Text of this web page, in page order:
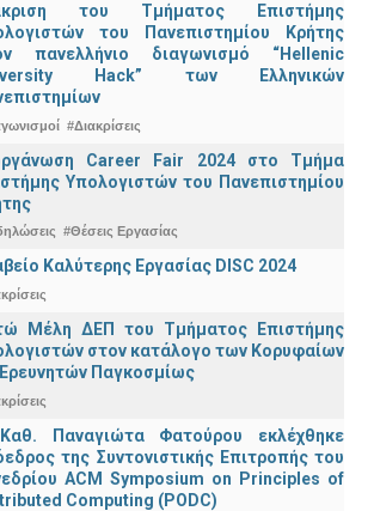
του Τμήματος Επιστήμης
του Πανεπιστημίου Κρήτης
πανελλήνιο διαγωνισμό “Hellenic
Hack” των Ελληνικών
#Διακρίσεις
Career Fair 2024 στο Τμήμα
Υπολογιστών του Πανεπιστημίου
#Θέσεις Εργασίας
Καλύτερης Εργασίας DISC 2024
Μέλη ΔΕΠ του Τμήματος Επιστήμης
στον κατάλογο των Κορυφαίων
Ερευνητών Παγκοσμίως
Παναγιώτα Φατούρου εκλέχθηκε
της Συντονιστικής Επιτροπής του
ACM Symposium on Principles of
Computing (PODC)